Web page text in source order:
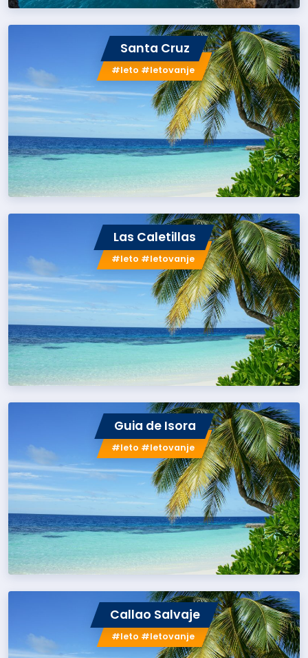
Santa Cruz
#leto #letovanje
Las Caletillas
#leto #letovanje
Guia de Isora
#leto #letovanje
Callao Salvaje
#leto #letovanje